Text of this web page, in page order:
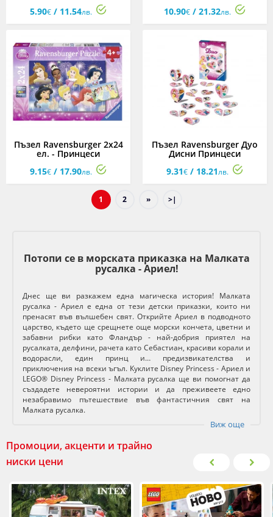
5.90€ / 11.54лв. 10.90€ / 21.32лв.
Пъзел Ravensburger 2x24
ел. - Принцеси
9.15€ / 17.90лв.
Пъзел Ravensburger Дуо
Дисни Принцеси
9.31€ / 18.21лв.
1 2 » >|
Потопи се в морската приказка на Малката
русалка - Ариел!
Днес ще ви разкажем една магическа история! Малката
русалка - Ариел е една от тези детски приказки, които ни
пренасят във вълшебен свят. Открийте Ариел в подводното
царство, където ще срещнете още морски кончета, цветни и
забавни рибки като Фландър - най-добрия приятел на
русалката, делфини, рачета като Себастиан, красиви корали и
водорасли, един принц и… предизвикателства и
приключения на всеки ъгъл. Куклите Disney Princess - Ариел и
LEGO® Disney Princess - Малката русалка ще ви помогнат да
създадете невероятни истории и да преживеете едно
незабравимо пътешествие във фантастичния свят на
Малката русалка.
Виж още
Промоции, акценти и трайно
ниски цени